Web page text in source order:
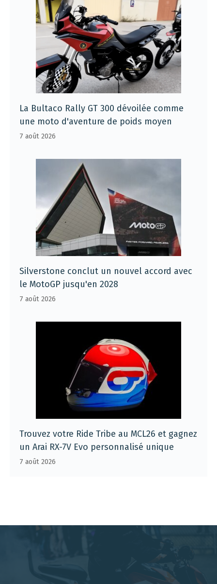
La Bultaco Rally GT 300 dévoilée comme
une moto d'aventure de poids moyen
7 août 2026
Silverstone conclut un nouvel accord avec
le MotoGP jusqu'en 2028
7 août 2026
Trouvez votre Ride Tribe au MCL26 et gagnez
un Arai RX-7V Evo personnalisé unique
7 août 2026